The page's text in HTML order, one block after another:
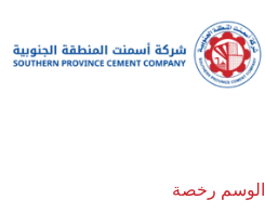
الوسم رخصة